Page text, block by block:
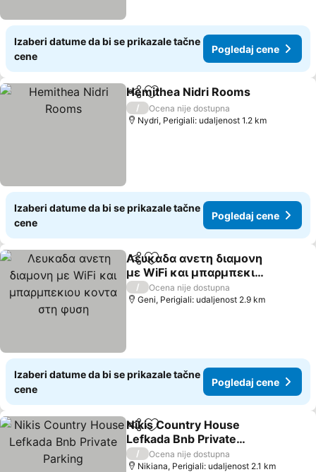
Izaberi datume da bi se prikazale tačne
cene
Pogledaj cene
Deli Dodati u favorite
Hemithea Nidri Rooms
/
Ocena nije dostupna
Nydri, Perigiali: udaljenost 1.2 km
Izaberi datume da bi se prikazale tačne
cene
Pogledaj cene
Deli Dodati u favorite
Λευκαδα ανετη διαμονη
με WiFi και μπαρμπεκιου
κοντα στη φυση
/
Ocena nije dostupna
Geni, Perigiali: udaljenost 2.9 km
Izaberi datume da bi se prikazale tačne
cene
Pogledaj cene
Deli Dodati u favorite
Nikis Country House
Lefkada Bnb Private
Parking
/
Ocena nije dostupna
Nikiana, Perigiali: udaljenost 2.1 km